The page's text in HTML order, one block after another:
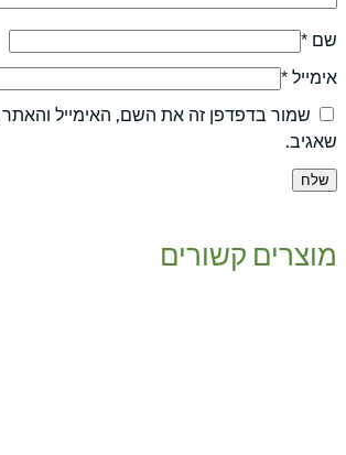
שם *
אימייל *
שמור בדפדפן זה את השם, האימייל
שאגיב.
מוצרים קשורים